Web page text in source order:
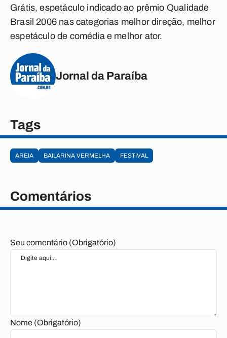
Grátis, espetáculo indicado ao prêmio Qualidade
Brasil 2006 nas categorias melhor direção, melhor
espetáculo de comédia e melhor ator.
Jornal da Paraíba
Tags
AREIA BAILARINA VERMELHA FESTIVAL
Comentários
Seu comentário (Obrigatório)
Nome (Obrigatório)